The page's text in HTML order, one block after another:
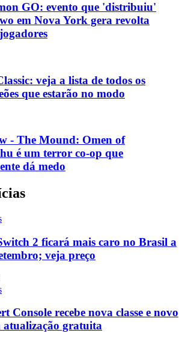
GO: evento que 'distribuiu'
em Nova York gera revolta
veja a lista de todos os
que estarão no modo
- The Mound: Omen of
é um terror co-op que
dá medo
2 ficará mais caro no Brasil a
veja preço
Console recebe nova classe e novo
atualização gratuita